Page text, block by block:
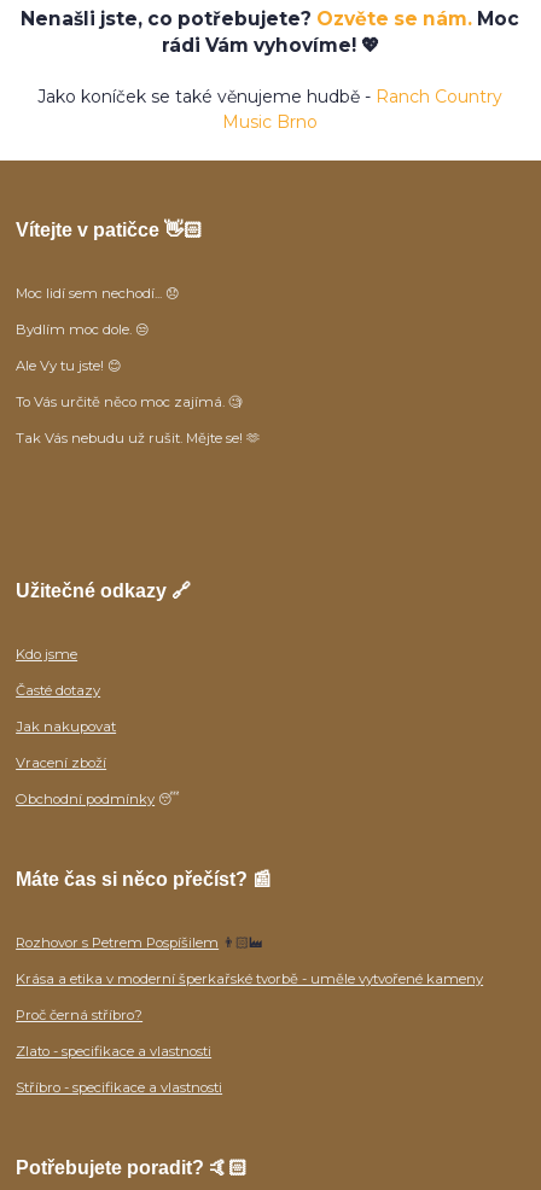
Nenašli jste, co potřebujete? Ozvěte se nám. Moc
rádi Vám vyhovíme! 💖
Jako koníček se také věnujeme hudbě - Ranch Country
Music Brno
Vítejte v patičce 👋🏻
Moc lidí sem nechodí... 😞
Bydlím moc dole. 😒
Ale Vy tu jste! 😊
To Vás určitě něco moc zajímá. 🧐
Tak Vás nebudu už rušit. Mějte se! 🫶
Užitečné odkazy 🔗
Kdo jsme
Časté dotazy
Jak nakupovat
Vracení zboží
Obchodní podmínky 😴
Máte čas si něco přečíst? 📰
Rozhovor s Petrem Pospíšilem 👨🏻‍🏭
Krása a etika v moderní šperkařské tvorbě - uměle vytvořené kameny
Proč černá stříbro?
Zlato - specifikace a vlastnosti
Stříbro - specifikace a vlastnosti
Potřebujete poradit? 🤙🏻